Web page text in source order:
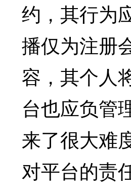
约，其行为
播仅为注册
容，其个人
台也应负管
来了很大难
对平台的责